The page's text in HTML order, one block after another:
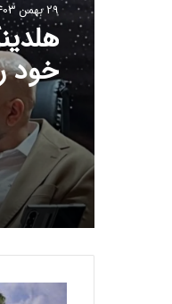
29 بهمن 1403
خود